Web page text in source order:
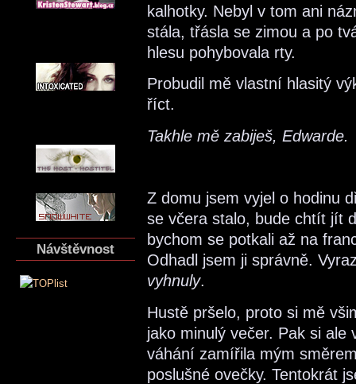
Návštěvnost
kalhotky. Nebyl v tom ani
stála, třásla se zimou a po
hlesu pohybovala rty.
Probudil mě vlastní hlasitý
říct.
Takhle mě zabiješ, Edwarde.
Z domu jsem vyjel o hodinu
se včera stalo, bude chtít jít
bychom se potkali až na
Odhadl jsem ji správně.
vyhnuly.
Hustě pršelo, proto si mě
jako minulý večer. Pak si ale
váhání zamířila mým
poslušné ovečky. Tentokrát